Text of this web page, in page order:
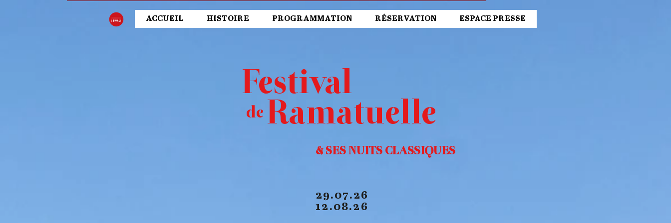
ACCUEIL HISTOIRE PROGRAMMATION RÉSERVATION ESPACE PRESSE
Festival
Ramatuelle
de
& SES NUITS CLASSIQUES
29.07.26
12.08.26